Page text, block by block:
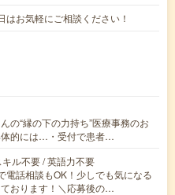
お気軽にご相談ください！
の“縁の下の力持ち”医療事務のお
的には…・受付で患者…
ル不要 / 英語力不要
電話相談もOK！少しでも気になる
おります！＼応募後の…